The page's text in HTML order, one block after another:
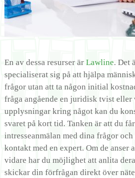
En av dessa resurser är Lawline. Det
specialiserat sig på att hjälpa
frågor utan att ta någon initial
fråga angående en juridisk tvist
upplysningar kring något kan du
svaret på kort tid. Tanken är att du
intresseanmälan med dina frågor och
kontakt med en expert. Om de
vidare har du möjlighet att anlita
skickar din förfrågan direkt över